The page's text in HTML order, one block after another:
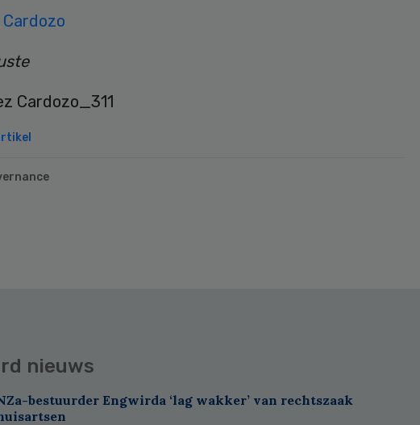
nieuws
bestuurder Engwirda ‘lag wakker’ van rechtszaak